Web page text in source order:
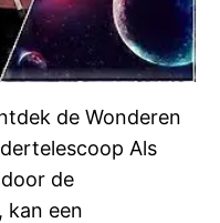
de Wonderen
Als
de
kan een